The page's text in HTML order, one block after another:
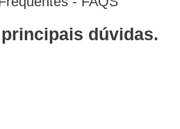
dúvidas.